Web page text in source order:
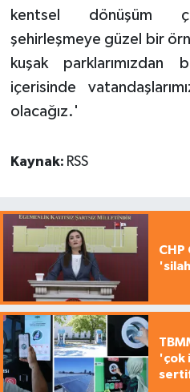
kentsel dönüşüm
şehirleşmeye güzel bir
kuşak
içerisinde
olacağız.'
Kaynak: RSS
CHP
'çok